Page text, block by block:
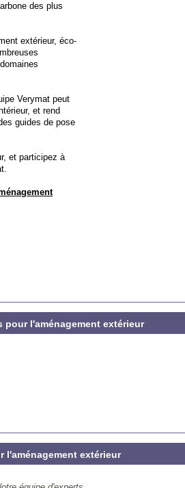
des plus
extérieur, éco-
Verymat peut
et rend
guides de pose
et participez à
l'aménagement extérieur
l'aménagement extérieur